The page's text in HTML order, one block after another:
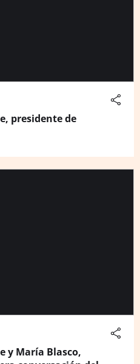
presidente de
y María Blasco,